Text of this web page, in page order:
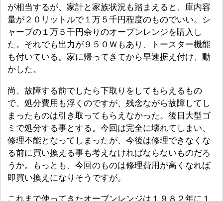
が相当するが、家計と家族状況も踏まえると、庫内容
量が２０リットルで１万５千円程度のものでいい。シ
ャープの１万５千円余りのオーブンレンジを購入し
た。それでも出力が９５０Ｗもあり、トースター機能
も付いている。家に帰ってきてから早速据え付け、動
かした。
尚、故障する前でしたら下取りをしてもらえるもの
で、処分費用も浮くのですが、残念ながら故障してし
まったものは引き取ってもらえなかった。後日大型ゴ
ミで処分する事とする。今回は完全に壊れてしまい、
修理不能となってしまったが、今後は修理できなくな
る前に買い換える事も考えなければならないものだろ
うか。もっとも、今回のものは修理費用が高くなれば
即買い換えになりそうですが。
これまで使ってきたオーブンレンジは１９８２年に１